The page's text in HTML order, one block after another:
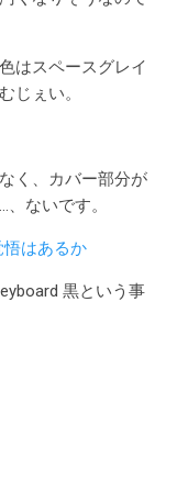
はスペースグレイ
じぇい。
く、カバー部分が
ないです。
悟はあるか
黒という事